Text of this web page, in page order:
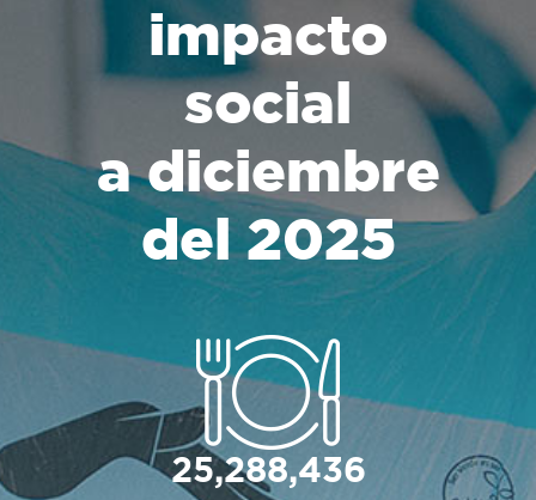
impacto
social
a diciembre
del 2025
25,288,436